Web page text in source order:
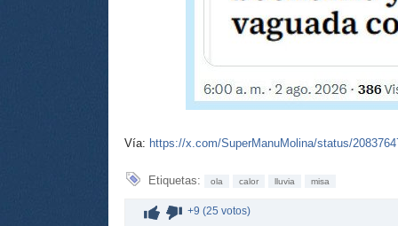
Vía: https://x.com/SuperManuMolina/status/
Etiquetas: ola calor lluvia misa
+9 (25 votos)